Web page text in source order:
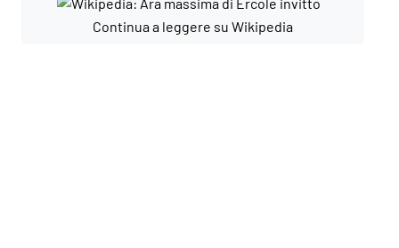
Continua a leggere su Wikipedia